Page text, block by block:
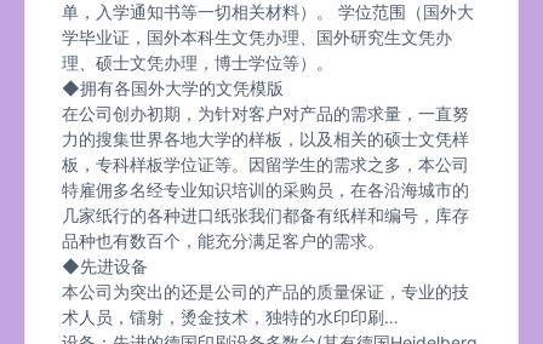
单，入学通知书等一切相关材料）。 学位范围（国外大
学毕业证，国外本科生文凭办理、国外研究生文凭办
理、硕士文凭办理，博士学位等）。
◆拥有各国外大学的文凭模版
在公司创办初期，为针对客户对产品的需求量，一直努
力的搜集世界各地大学的样板，以及相关的硕士文凭样
板，专科样板学位证等。因留学生的需求之多，本公司
特雇佣多名经专业知识培训的采购员，在各沿海城市的
几家纸行的各种进口纸张我们都备有纸样和编号，库存
品种也有数百个，能充分满足客户的需求。
◆先进设备
本公司为突出的还是公司的产品的质量保证，专业的技
术人员，镭射，烫金技术，独特的水印印刷…